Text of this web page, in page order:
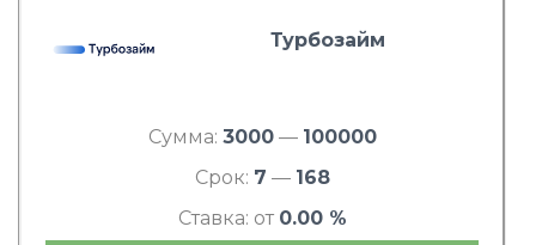
Турбозайм
Сумма: 3000— 100000
Срок: 7 — 168
Ставка: от 0.00 %